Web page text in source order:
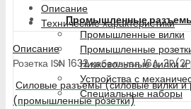
Промышленные
Промышленные вилки
Промышленные
Низковольтные вилки и
Устройства с
Специальные наборы
Описание
Технические характеристики
Описание
Розетка ISN 1632 кабельная 16A,
Силовые разъемы (силовые вилки и
(промышленные розетки)